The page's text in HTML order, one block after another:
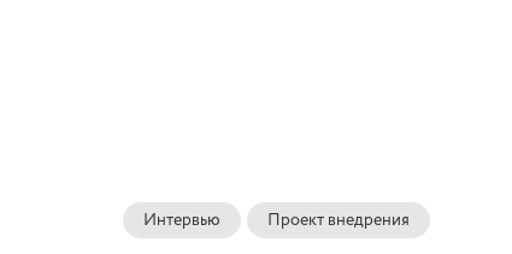
Интервью Проект внедрения